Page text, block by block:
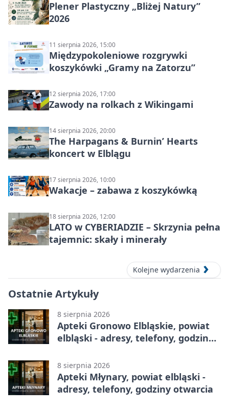
Plener Plastyczny „Bliżej Natury”
2026
11 sierpnia 2026, 15:00
Międzypokoleniowe rozgrywki
koszykówki „Gramy na Zatorzu”
12 sierpnia 2026, 17:00
Zawody na rolkach z Wikingami
14 sierpnia 2026, 20:00
The Harpagans & Burnin’ Hearts
koncert w Elblągu
17 sierpnia 2026, 10:00
Wakacje – zabawa z koszykówką
18 sierpnia 2026, 12:00
LATO w CYBERIADZIE – Skrzynia pełna
tajemnic: skały i minerały
Kolejne wydarzenia
Ostatnie Artykuły
8 sierpnia 2026
Apteki Gronowo Elbląskie, powiat
elbląski - adresy, telefony, godziny
8 sierpnia 2026
Apteki Młynary, powiat elbląski -
adresy, telefony, godziny otwarcia